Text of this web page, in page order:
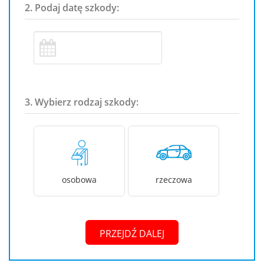
2. Podaj datę szkody:
3. Wybierz rodzaj szkody:
osobowa rzeczowa
PRZEJDŹ DALEJ